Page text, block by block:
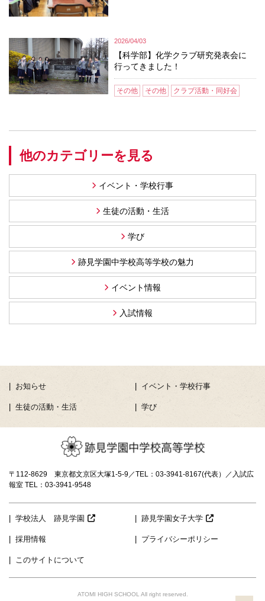
2026/04/03
【科学部】化学クラブ研究発表会に
行ってきました！
その他 その他 クラブ活動・同好会
他のカテゴリーを見る
イベント・学校行事
生徒の活動・生活
学び
跡見学園中学校高等学校の魅力
イベント情報
入試情報
お知らせ イベント・学校行事
生徒の活動・生活 学び
〒112-8629 東京都文京区大塚1-5-9／TEL：03-3941-8167(代表）／入試広
報室 TEL：03-3941-9548
学校法人 跡見学園 跡見学園女子大学
採用情報 プライバシーポリシー
このサイトについて
ATOMI HIGH SCHOOL All right reserved.